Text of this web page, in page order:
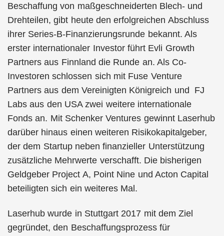
Beschaffung von maßgeschneiderten Blech- und
Drehteilen, gibt heute den erfolgreichen Abschluss
ihrer Series-B-Finanzierungsrunde bekannt. Als
erster internationaler Investor führt Evli Growth
Partners aus Finnland die Runde an. Als Co-
Investoren schlossen sich mit Fuse Venture
Partners aus dem Vereinigten Königreich und FJ
Labs aus den USA zwei weitere internationale
Fonds an. Mit Schenker Ventures gewinnt Laserhub
darüber hinaus einen weiteren Risikokapitalgeber,
der dem Startup neben finanzieller Unterstützung
zusätzliche Mehrwerte verschafft. Die bisherigen
Geldgeber Project A, Point Nine und Acton Capital
beteiligten sich ein weiteres Mal.
Laserhub wurde in Stuttgart 2017 mit dem Ziel
gegründet, den Beschaffungsprozess für